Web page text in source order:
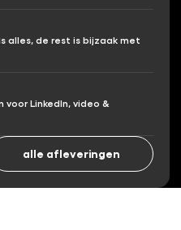
alles, de rest is bijzaak met
LinkedIn, video &
alle afleveringen